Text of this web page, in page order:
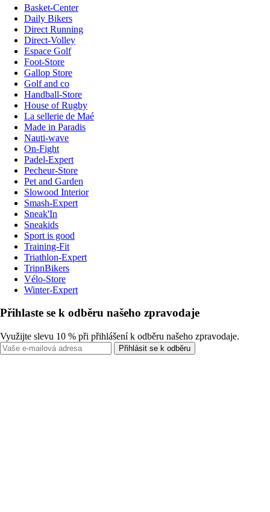
Basket-Center
Daily Bikers
Direct Running
Direct-Volley
Espace Golf
Foot-Store
Gallop Store
Golf and co
Handball-Store
House of Rugby
La sellerie de Maé
Made in Paradis
Nauti-wave
On-Fight
Padel-Expert
Pecheur-Store
Pet and Garden
Slowood Interior
Smash-Expert
Sneak'In
Sneakids
Sport is good
Training-Fit
Triathlon-Expert
TripnBikers
Vélo-Store
Winter-Expert
Přihlaste se k odběru našeho zpravodaje
Využijte slevu 10 % při přihlášení k odběru našeho zpravodaje.
Přihlásit se k odběru